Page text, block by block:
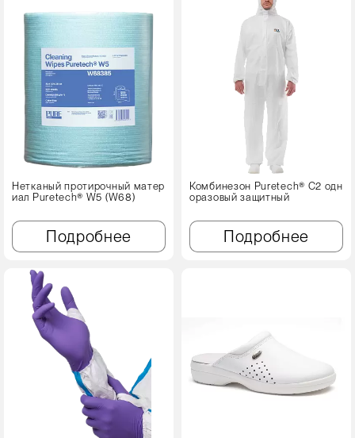
Нетканый протирочный матер
иал Puretech® W5 (W68)
Подробнее
Комбинезон Puretech® C2 одн
оразовый защитный
Подробнее